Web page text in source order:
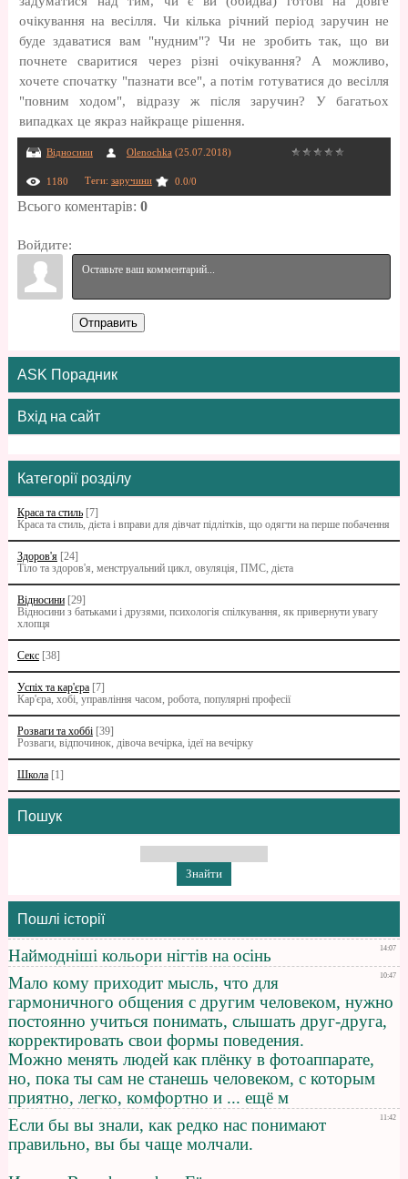
очікування на весілля. Чи кілька річний період заручин не
буде здаватися вам "нудним"? Чи не зробить так, що ви
почнете сваритися через різні очікування? А можливо,
хочете спочатку "пазнати все", а потім готуватися до весілля
"повним ходом", відразу ж після заручин? У багатьох
випадках це якраз найкраще рішення.
Відносини Olenochka (25.07.2018)
1180 Теги: заручини 0.0/0
Всього коментарів: 0
Войдите:
Отправить
ASK Порадник
Вхід на сайт
Категорії розділу
Краса та стиль [7]
Краса та стиль, дієта і вправи для дівчат підлітків, що одягти на перше побачення
Здоров'я [24]
Тіло та здоров'я, менструальний цикл, овуляція, ПМС, дієта
Відносини [29]
Відносини з батьками i друзями, психологія спілкування, як привернути увагу
хлопця
Секс [38]
Успіх та кар'єра [7]
Кар'єра, хобі, управління часом, робота, популярні професії
Розваги та хоббі [39]
Розваги, відпочинок, дівоча вечірка, ідеї на вечірку
Школа [1]
Пошук
Пошлі історії